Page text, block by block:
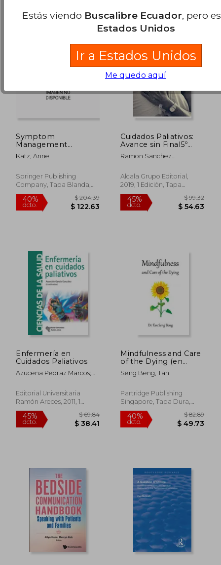
45%
dcto.
$ 400.13
$ 220.07
45%
dcto. $
Symptom
Management
Guidelines for
Oncology Nursing
Katz, Anne
Springer Publishing
Company, Tapa Blanda,
Nuevo
Cuidados Paliativos:
Avance sin Final5º
Edición
Ramon Sanchez
Alcala Grupo Editorial,
2019, 1 Edición, Tapa
Blanda, Nuevo
Enfermería en
Cuidados Paliativos
Azucena Pedraz Marcos;
Editorial Universitaria
Ramón Areces, 2011, 1
Edición, Tapa Blanda,
Nuevo
Mindfulness and Care
of the Dying (en
Inglés)
Seng Beng, Tan
Partridge Publishing
Singapore, Tapa Dura,
Nuevo
Estás viendo Buscalibre Ecuador, pero
Estados Unidos
Ir a Estados Unidos
Me quedo aquí